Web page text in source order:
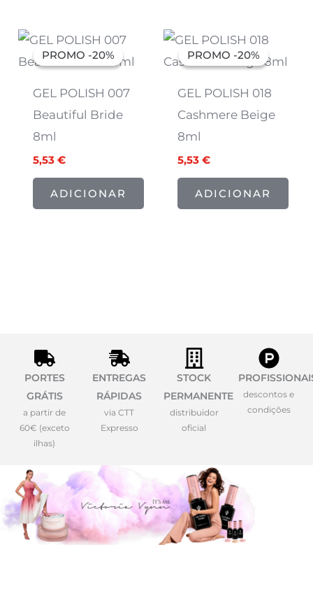
PROMO -20%
PROMO -20%
GEL POLISH 007
Beautiful Bride
8ml
O
preço
original
6,91 €.
5,53 €
O
preço
atual
5,53 €.
ADICIONAR
PROMO -20%
PROMO -20%
GEL POLISH 018
Cashmere Beige
8ml
O
preço
original
6,91 €.
5,53€
O
preço
atual
5,53 €.
ADICIONAR
PORTES
GRÁTIS
a partir de
60€ (exceto
ilhas)
ENTREGAS
RÁPIDAS
via CTT
Expresso
STOCK
PERMANENTE
distribuidor
oficial
descontos e
condições